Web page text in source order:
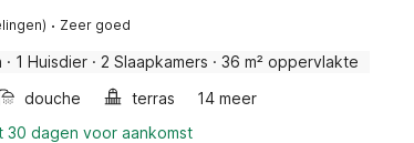
· Zeer goed
· 1 Huisdier · 2 Slaapkamers · 36 m² oppervlakte
douche terras
14 meer
30 dagen voor aankomst